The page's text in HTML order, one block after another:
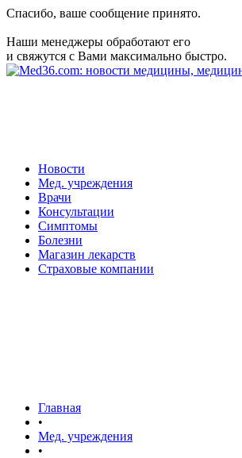
Спасибо, ваше сообщение принято.
Наши менеджеры обработают его
и свяжутся с Вами максимально быстро.
Новости
Мед. учреждения
Врачи
Консультации
Симптомы
Болезни
Магазин лекарств
Страховые компании
Главная
•
Мед. учреждения
•